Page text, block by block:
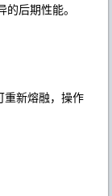
后期性能。
重新熔融，操作